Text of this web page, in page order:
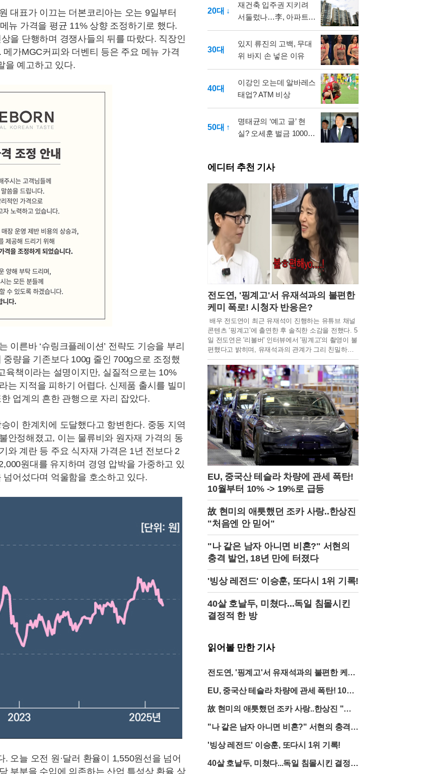
대표가 이끄는 더본코리아는 오는 9일부터
뉴 가격을 평균 11% 상향 조정하기로 했다.
을 단행하며 경쟁사들의 뒤를 따랐다. 직장인
가MGC커피와 더벤티 등은 주요 메뉴 가격
을 예고하고 있다.
이른바 ‘슈링크플레이션’ 전략도 기승을 부리
량을 기존보다 100g 줄인 700g으로 조정했
육책이라는 설명이지만, 실질적으로는 10%
는 지적을 피하기 어렵다. 신제품 출시를 빌미
업계의 흔한 관행으로 자리 잡았다.
이 한계치에 도달했다고 항변한다. 중동 지역
안정해졌고, 이는 물류비와 원자재 가격의 동
와 계란 등 주요 식자재 가격은 1년 전보다 2
원대를 유지하며 경영 압박을 가중하고 있
어섰다며 억울함을 호소하고 있다.
오늘 오전 원·달러 환율이 1,550원선을 넘어
부분을 수입에 의존하는 산업 특성상 환율 상
20대 ↓
재건축 입주권 지키려
서둘렀나…李, 아파트
매각 방식 도마
30대
있지 류진의 고백, 무대
위 바지 손 넣은 이유
40대
이강인 오는데 알바레스
태업? ATM 비상
50대 ↑
명태균의 ‘예고 글’ 현
실? 오세훈 벌금 1000만
에디터 추천 기사
전도연, '핑계고'서 유재석과의 불편한
케미 폭로! 시청자 반응은?
배우 전도연이 최근 유재석이 진행하는 유튜브 채널
콘텐츠 ‘핑계고’에 출연한 후 솔직한 소감을 전했다. 5
일 전도연은 '리볼버' 인터뷰에서 '핑계고'의 촬영이 불
편했다고 밝히며, 유재석과의 관계가 그리 친밀하지
않다고 언급했다. 그는 유재석의 일방적인 친분 강조
와 애쓰는 모습을 보는 것이 불편했으며, 두 사람 사
이에 사적인 대화나 친밀한 관계가 없었다고 설명했
다.전도연은 "'요정재형'은 편하게 촬영했지만, '핑계
고'는 정말 불편했다"라고 말하며, "제가 리액션을 잘
못하고 유재석 씨가 애쓰는 걸 보는 게 편하지 않았
다"고 덧붙였다. 또 유재석과 핑계고를 찍고 나서 전
화번호를 교환하고 문자도 받았다고 해 웃음을 자아
냈다.전도연의 솔직한 발언 이후, ‘핑계고’ 영상은 조
회 수 348만 뷰를 기록하며 큰 인기를 끌었다. 그러나
시청자들 사이에서 전도연의 태도에 대한 의견이 엇
갈리고 있다. 일부 시청자들은 전도연의 솔직함을 긍
정적으로 평가하며, 유재석과의 티키타카가 재미있었
다고 반응했다. 반면, 다른 이들은 전도연의 태도가
무례하다고 지적하며 비판의 목소리를 냈다.댓글에서
일부는 전도연의 투명하고 솔직한 화법이 오히려 매
력적이라고 평가하는 반면, 다른 이들은 예능 프로그
램과 맞지 않는다고 비판했다.
EU, 중국산 테슬라 차량에 관세 폭탄!
10월부터 10% -> 19%로 급등
故 현미의 애틋했던 조카 사랑..한상진
"처음엔 안 믿어"
"나 같은 남자 아니면 비혼?" 서현의
충격 발언, 18년 만에 터졌다
'빙상 레전드' 이승훈, 또다시 1위 기록!
40살 호날두, 미쳤다...독일 침몰시킨
결정적 한 방
읽어볼 만한 기사
전도연, '핑계고'서 유재석과의 불편한 케미
EU, 중국산 테슬라 차량에 관세 폭탄! 10월
부터 10% -> 19%로 급등
故 현미의 애틋했던 조카 사랑..한상진 "처
"나 같은 남자 아니면 비혼?" 서현의 충격
'빙상 레전드' 이승훈, 또다시 1위 기록!
40살 호날두, 미쳤다...독일 침몰시킨 결정적